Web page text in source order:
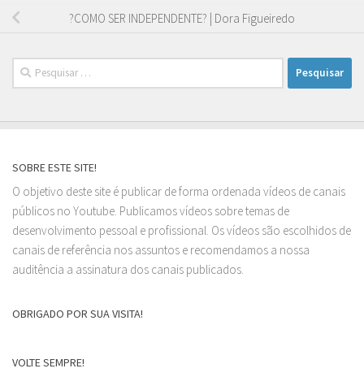
?COMO SER INDEPENDENTE? | Dora Figueiredo
Pesquisar
por:
SOBRE ESTE SITE!
O objetivo deste site é publicar de forma ordenada vídeos de canais
públicos no Youtube. Publicamos vídeos sobre temas de
desenvolvimento pessoal e profissional. Os vídeos são escolhidos de
canais de referência nos assuntos e recomendamos a nossa
auditência a assinatura dos canais publicados.
OBRIGADO POR SUA VISITA!
VOLTE SEMPRE!